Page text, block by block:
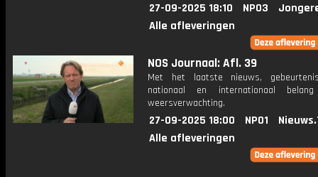
27-09-2025 18:10 NPO3
Alle afleveringen
NOS Journaal: Afl. 39
Met het laatste nieuws,
nationaal en internationaal
weersverwachting.
27-09-2025 18:00 NPO1
Alle afleveringen